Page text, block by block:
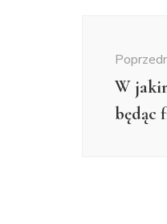
W
będąc